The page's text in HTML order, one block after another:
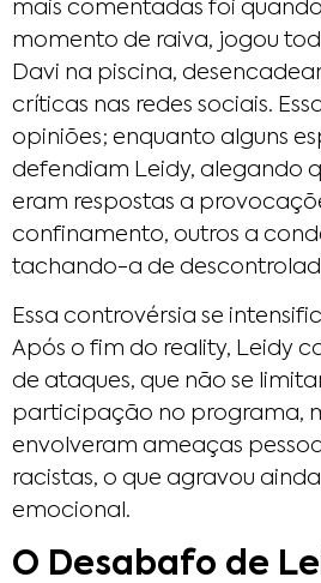
mais comentadas foi
momento de raiva, jogou
Davi na piscina,
críticas nas redes sociais.
opiniões; enquanto alguns
defendiam Leidy, alegando
eram respostas a
confinamento, outros a
tachando-a de
Essa controvérsia se
Após o fim do reality, Leidy
de ataques, que não se
participação no programa,
envolveram ameaças
racistas, o que agravou
emocional.
O Desabafo de